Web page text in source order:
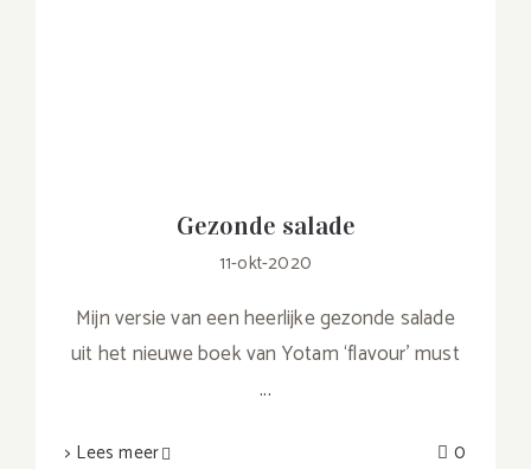
Gezonde salade
11-okt-2020
Mijn versie van een heerlijke gezonde salade
uit het nieuwe boek van Yotam ‘flavour’ must
...
> Lees meer 0